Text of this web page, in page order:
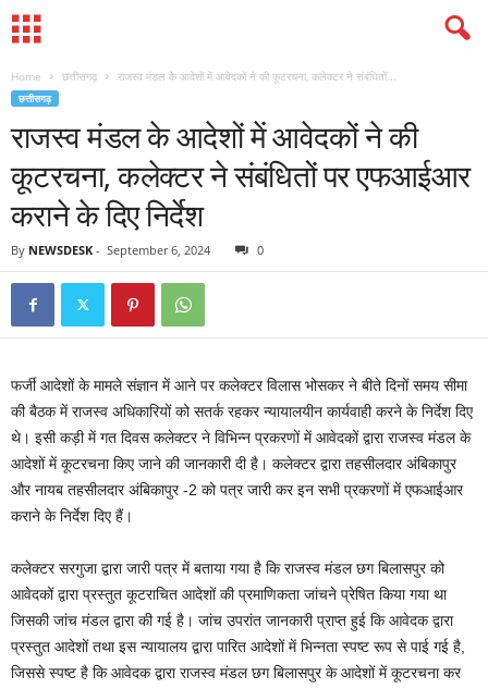
Home छत्तीसगढ़ राजस्व मंडल के आदेशों में आवेदकों ने की कूटरचना, कलेक्टर ने संबंधितों...
छत्तीसगढ़
राजस्व मंडल के आदेशों में आवेदकों ने की
कूटरचना, कलेक्टर ने संबंधितों पर एफआईआर
कराने के दिए निर्देश
By NEWSDESK - September 6, 2024 0
फर्जी आदेशों के मामले संज्ञान में आने पर कलेक्टर विलास भोसकर ने बीते दिनों समय सीमा
की बैठक में राजस्व अधिकारियों को सतर्क रहकर न्यायालयीन कार्यवाही करने के निर्देश दिए
थे। इसी कड़ी में गत दिवस कलेक्टर ने विभिन्न प्रकरणों में आवेदकों द्वारा राजस्व मंडल के
आदेशों में कूटरचना किए जाने की जानकारी दी है। कलेक्टर द्वारा तहसीलदार अंबिकापुर
और नायब तहसीलदार अंबिकापुर -2 को पत्र जारी कर इन सभी प्रकरणों में एफआईआर
कराने के निर्देश दिए हैं।
कलेक्टर सरगुजा द्वारा जारी पत्र में बताया गया है कि राजस्व मंडल छग बिलासपुर को
आवेदकों द्वारा प्रस्तुत कूटराचित आदेशों की प्रमाणिकता जांचने प्रेषित किया गया था
जिसकी जांच मंडल द्वारा की गई है। जांच उपरांत जानकारी प्राप्त हुई कि आवेदक द्वारा
प्रस्तुत आदेशों तथा इस न्यायालय द्वारा पारित आदेशों में भिन्नता स्पष्ट रूप से पाई गई है,
जिससे स्पष्ट है कि आवेदक द्वारा राजस्व मंडल छग बिलासपुर के आदेशों में कूटरचना कर